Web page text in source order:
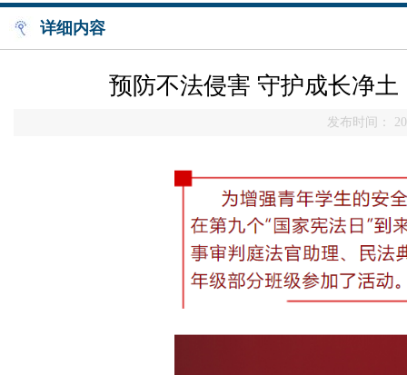
详细内容
预防不法侵害 守护成长净
发布时间：